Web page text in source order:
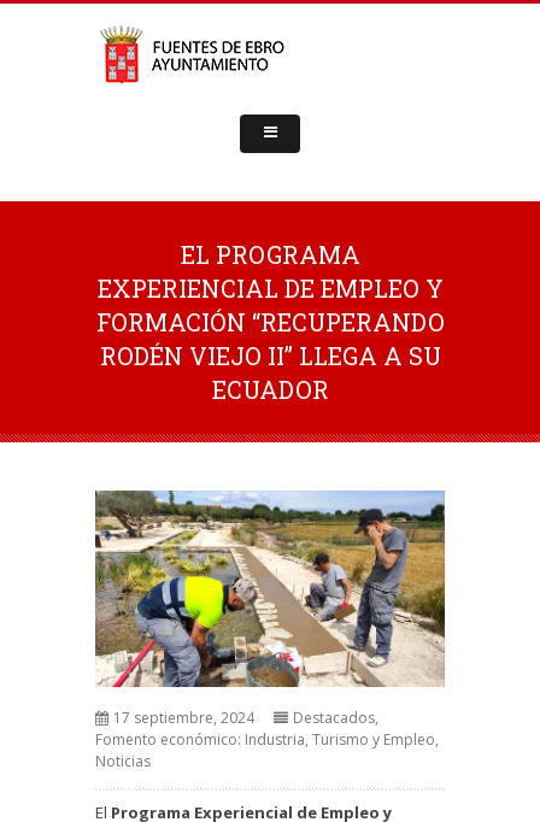
EL PROGRAMA
EXPERIENCIAL DE EMPLEO Y
FORMACIÓN “RECUPERANDO
RODÉN VIEJO II” LLEGA A SU
ECUADOR
17 septiembre, 2024 Destacados,
Fomento económico: Industria, Turismo y Empleo,
Noticias
El Programa Experiencial de Empleo y